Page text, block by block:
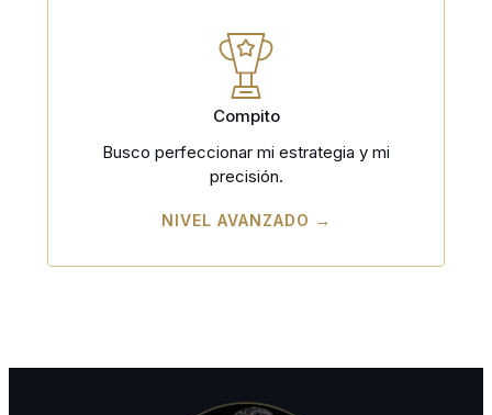
Compito
Busco perfeccionar mi estrategia y mi
precisión.
NIVEL AVANZADO →